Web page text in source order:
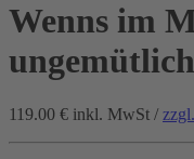
Wenns im
119.00 € inkl. MwSt /